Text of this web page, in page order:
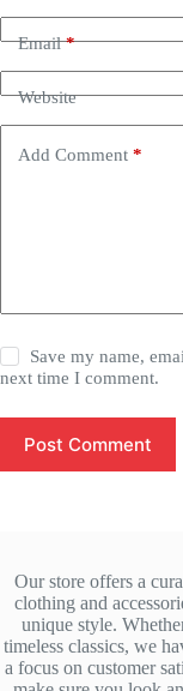
Email*
Website
Add Comment *
Save my name,
next time I comment.
Post Comment
Our store offers a
clothing and
unique style.
timeless classics, we
a focus on customer